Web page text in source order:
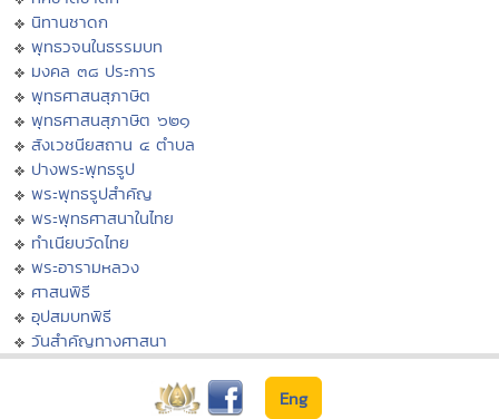
นิทานชาดก
พุทธวจนในธรรมบท
มงคล ๓๘ ประการ
พุทธศาสนสุภาษิต
พุทธศาสนสุภาษิต ๖๒๑
สังเวชนียสถาน ๔ ตำบล
ปางพระพุทธรูป
พระพุทธรูปสำคัญ
พระพุทธศาสนาในไทย
ทำเนียบวัดไทย
พระอารามหลวง
ศาสนพิธี
อุปสมบทพิธี
วันสำคัญทางศาสนา
Eng